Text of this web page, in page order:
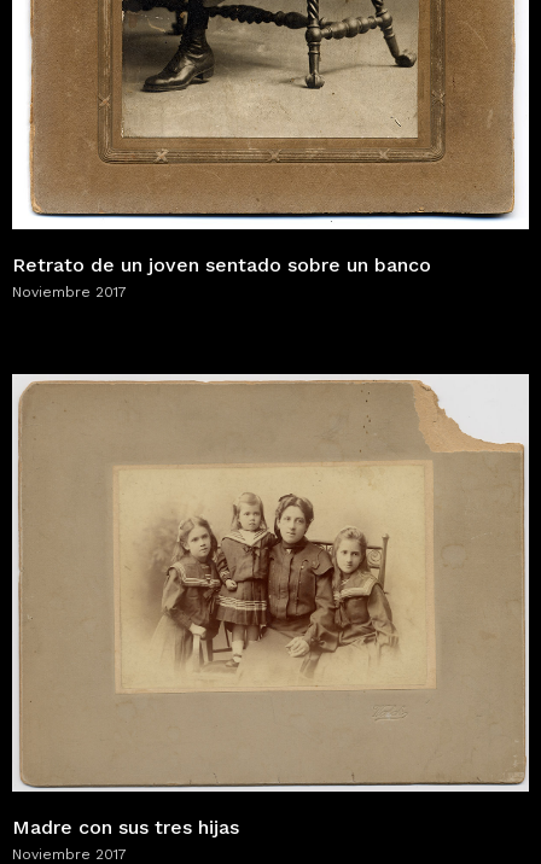
Retrato de un joven sentado sobre un banco
Noviembre 2017
Madre con sus tres hijas
Noviembre 2017